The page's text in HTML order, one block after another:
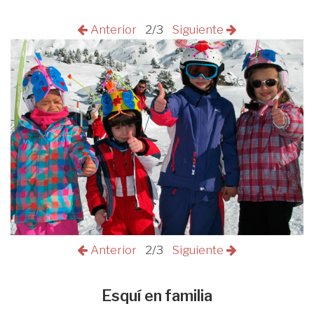
Anterior 2/3 Siguiente
Anterior 2/3 Siguiente
Esquí en familia